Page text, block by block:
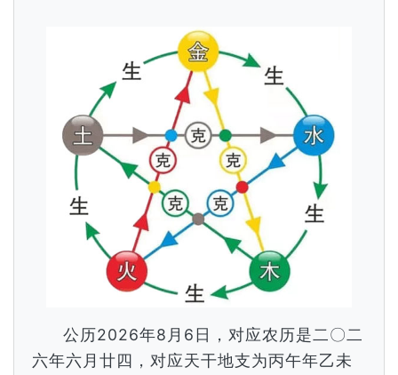
公历2026年8月6日，对应农历是二〇二
六年六月廿四，对应天干地支为丙午年乙未